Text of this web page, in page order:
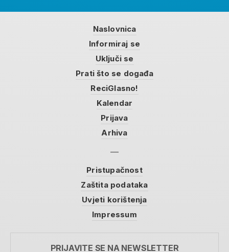
Naslovnica
Informiraj se
Uključi se
Prati što se događa
ReciGlasno!
Kalendar
Prijava
Arhiva
Pristupačnost
Zaštita podataka
Uvjeti korištenja
Impressum
PRIJAVITE SE NA NEWSLETTER